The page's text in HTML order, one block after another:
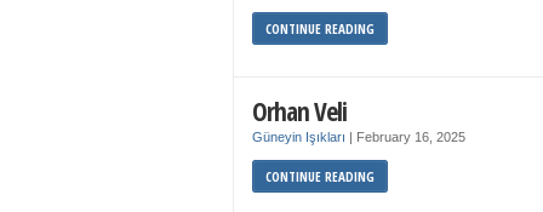
CONTINUE READING
Orhan Veli
Güneyin Işıkları February 16, 2025
CONTINUE READING